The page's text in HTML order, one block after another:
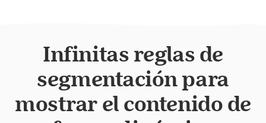
Infinitas reglas de
segmentación para
mostrar el contenido de